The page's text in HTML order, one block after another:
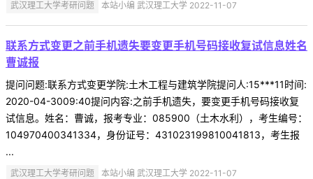
武汉理工大学考研问题 本站小编 武汉理工大学 2022-11-07
联系方式变更之前手机遗失要变更手机号码接收复试信息姓名
曹诚报
提问问题:联系方式变更学院:土木工程与建筑学院提问人:15***11时间:
2020-04-3009:40提问内容:之前手机遗失，要变更手机号码接收复
试信息。姓名：曹诚，报考专业：085900（土木水利），考生编号：
104970400341334，身份证号：431023199810041813，考生报
...
武汉理工大学考研问题 本站小编 武汉理工大学 2022-11-07